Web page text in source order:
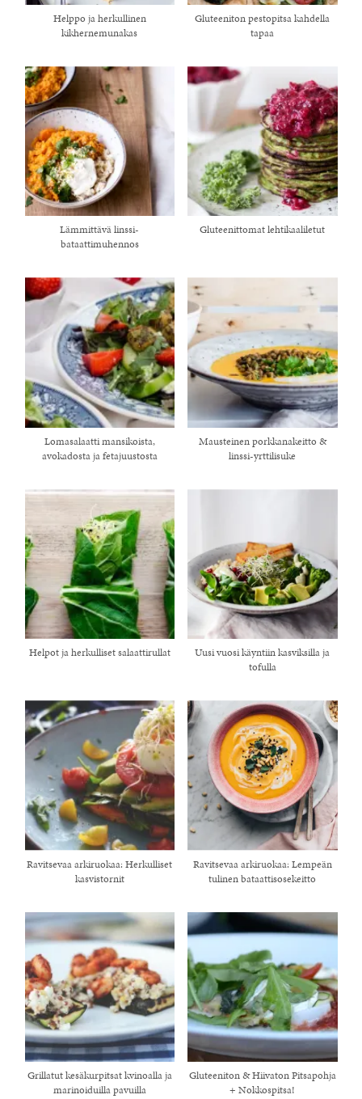
Helppo ja herkullinen
kikhernemunakas
Gluteeniton pestopitsa kahdella
tapaa
Lämmittävä linssi-
bataattimuhennos
Gluteenittomat lehtikaaliletut
Lomasalaatti mansikoista,
avokadosta ja fetajuustosta
Mausteinen porkkanakeitto &
linssi-yrttilisuke
Helpot ja herkulliset salaattirullat
Uusi vuosi käyntiin kasviksilla ja
tofulla
Ravitsevaa arkiruokaa: Herkulliset
kasvistornit
Ravitsevaa arkiruokaa: Lempeän
tulinen bataattisosekeitto
Grillatut kesäkurpitsat kvinoalla ja
marinoiduilla pavuilla
Gluteeniton & Hiivaton Pitsapohja
+ Nokkospitsa!